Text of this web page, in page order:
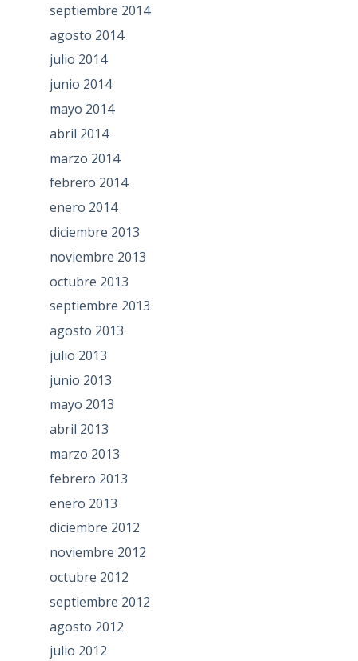
septiembre 2014
agosto 2014
julio 2014
junio 2014
mayo 2014
abril 2014
marzo 2014
febrero 2014
enero 2014
diciembre 2013
noviembre 2013
octubre 2013
septiembre 2013
agosto 2013
julio 2013
junio 2013
mayo 2013
abril 2013
marzo 2013
febrero 2013
enero 2013
diciembre 2012
noviembre 2012
octubre 2012
septiembre 2012
agosto 2012
julio 2012